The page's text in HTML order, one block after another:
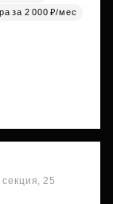
за 2 000 ₽/мес
25